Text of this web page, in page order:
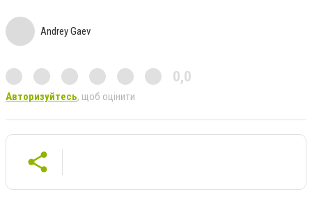
Andrey Gaev
0,0
Авторизуйтесь, щоб оцінити